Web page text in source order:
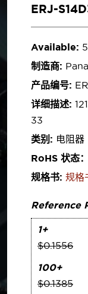
ERJ-
Available:
制造商:
产品编号:
详细描述:
33
类别: 电阻
RoHS 状态：
规格书: 规格
Reference
1+
$0.1556
100+
$0.1385